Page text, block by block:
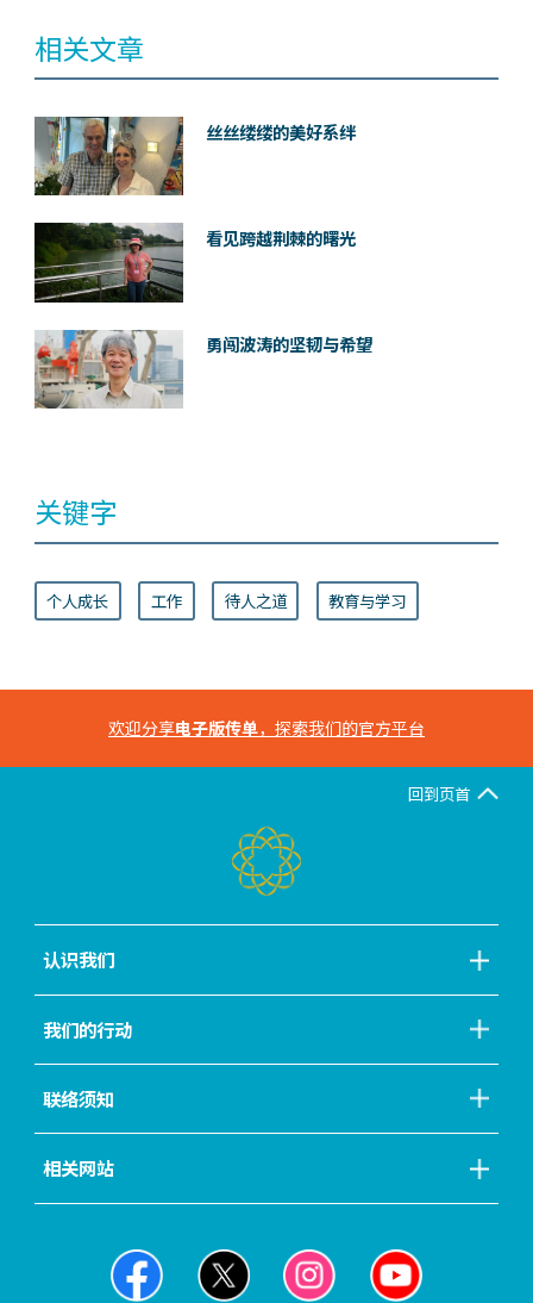
相关文章
丝丝缕缕的美好系绊
看见跨越荆棘的曙光
勇闯波涛的坚韧与希望
关键字
个人成长 工作 待人之道 教育与学习
欢迎分享电子版传单，探索我们的官方平台
回到页首
认识我们
我们的行动
联络须知
相关网站